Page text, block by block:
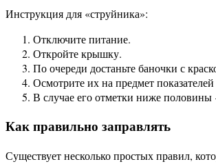
Инструкция для «струйника»:
Отключите питание.
Откройте крышку.
По очереди достаньте баночки с
Осмотрите их на предмет
В случае его отметки ниже
Как правильно заправлять
Существует несколько простых правил,